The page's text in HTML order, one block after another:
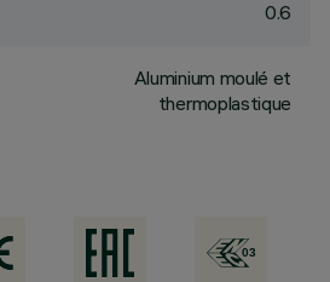
0.6
Aluminium moulé et
thermoplastique